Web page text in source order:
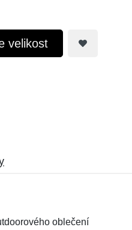
velikost
oblečení